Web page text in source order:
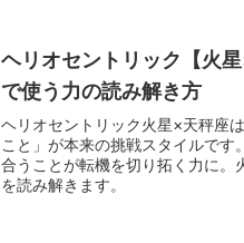
ヘリオセントリック【火
で使う力の読み解き方
ヘリオセントリック火星×天秤座
こと」が本来の挑戦スタイルです
合うことが転機を切り拓く力に。
を読み解きます。